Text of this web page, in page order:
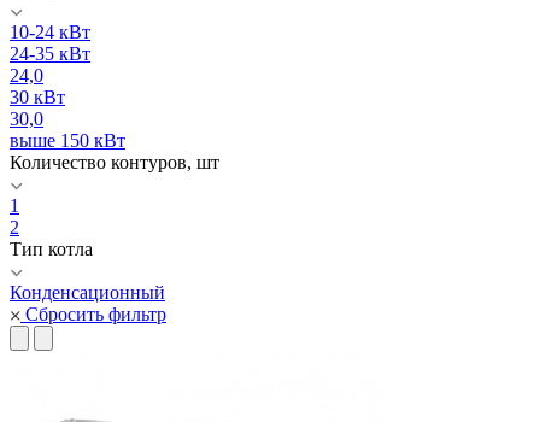
10-24 кВт
24-35 кВт
24,0
30 кВт
30,0
выше 150 кВт
Количество контуров, шт
1
2
Тип котла
Конденсационный
Сбросить фильтр